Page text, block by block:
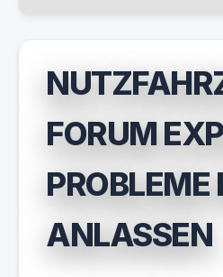
FORUM
PROBLEME
ANLASSEN